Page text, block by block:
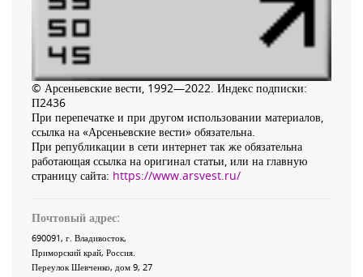
© Арсеньевские вести, 1992—2022. Индекс подписки:
П2436
При перепечатке и при другом использовании материалов,
ссылка на «Арсеньевские вести» обязательна.
При републикации в сети интернет так же обязательна
работающая ссылка на оригинал статьи, или на главную
страницу сайта: https://www.arsvest.ru/
Почтовый адрес:
690091, г. Владивосток,
Приморский край, Россия
Переулок Шевченко, дом 9, 27